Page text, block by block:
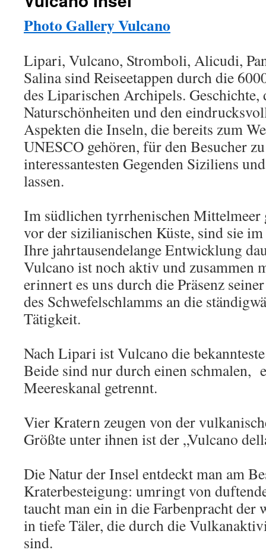
Photo Gallery Vulcano
Lipari, Vulcano, Stromboli, Alicudi,
Salina sind Reiseetappen durch die
des Liparischen Archipels.
Naturschönheiten und den
Aspekten die Inseln, die bereits zum
UNESCO gehören, für den Besucher
interessantesten Gegenden Siziliens
lassen.
Im südlichen tyrrhenischen Mittelmeer
vor der sizilianischen Küste, sind sie
Ihre jahrtausendelange Entwicklung
Vulcano ist noch aktiv und zusammen
erinnert es uns durch die Präsenz
des Schwefelschlamms an die
Tätigkeit.
Nach Lipari ist Vulcano die
Beide sind nur durch einen schmalen,
Meereskanal getrennt.
Vier Kratern zeugen von der
Größte unter ihnen ist der „Vulcano
Die Natur der Insel entdeckt man am
Kraterbesteigung: umringt von
taucht man ein in die Farbenpracht der
in tiefe Täler, die durch die
sind.